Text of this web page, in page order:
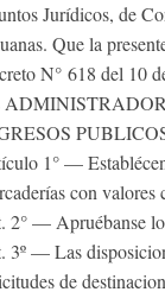
Jurídicos, de
Que la
N° 618 del 10
1° —
con valores
2° — Apruébanse
3º — Las
de